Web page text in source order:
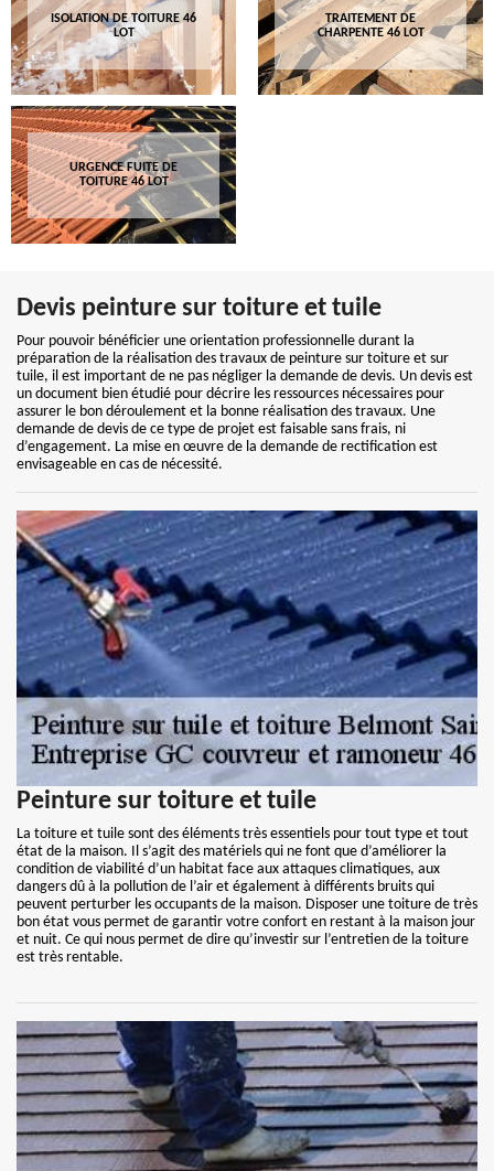
ISOLATION DE TOITURE 46
LOT
TRAITEMENT DE
CHARPENTE 46 LOT
URGENCE FUITE DE
TOITURE 46 LOT
Devis peinture sur toiture et tuile
Pour pouvoir bénéficier une orientation professionnelle durant la
préparation de la réalisation des travaux de peinture sur toiture et sur
tuile, il est important de ne pas négliger la demande de devis. Un devis est
un document bien étudié pour décrire les ressources nécessaires pour
assurer le bon déroulement et la bonne réalisation des travaux. Une
demande de devis de ce type de projet est faisable sans frais, ni
d’engagement. La mise en œuvre de la demande de rectification est
envisageable en cas de nécessité.
Peinture sur toiture et tuile
La toiture et tuile sont des éléments très essentiels pour tout type et tout
état de la maison. Il s’agit des matériels qui ne font que d’améliorer la
condition de viabilité d’un habitat face aux attaques climatiques, aux
dangers dû à la pollution de l’air et également à différents bruits qui
peuvent perturber les occupants de la maison. Disposer une toiture de très
bon état vous permet de garantir votre confort en restant à la maison jour
et nuit. Ce qui nous permet de dire qu’investir sur l’entretien de la toiture
est très rentable.